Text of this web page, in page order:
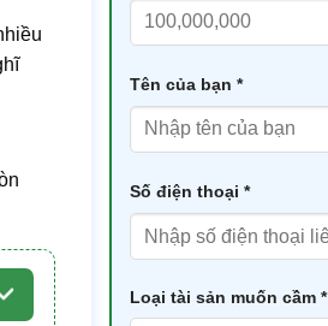
Tên của bạn *
Số điện thoại *
Loại tài sản muốn cầm *